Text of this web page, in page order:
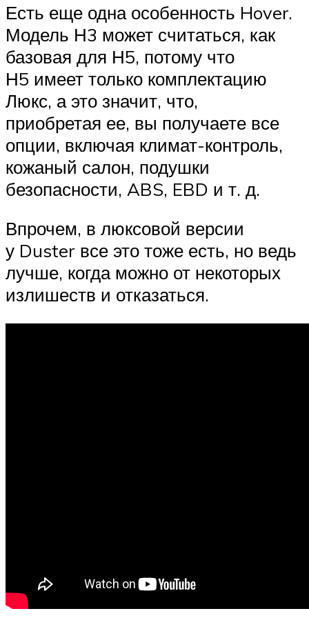
Есть еще одна особенность Hover.
Модель Н3 может считаться, как
базовая для Н5, потому что
Н5 имеет только комплектацию
Люкс, а это значит, что,
приобретая ее, вы получаете все
опции, включая климат-контроль,
кожаный салон, подушки
безопасности, ABS, EBD и т. д.
Впрочем, в люксовой версии
у Duster все это тоже есть, но ведь
лучше, когда можно от некоторых
излишеств и отказаться.